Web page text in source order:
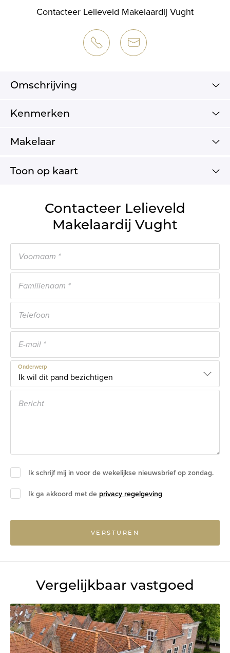
Contacteer Lelieveld Makelaardij Vught
Omschrijving
Kenmerken
Makelaar
Toon op kaart
Contacteer Lelieveld
Makelaardij Vught
Onderwerp
Ik schrijf mij in voor de wekelijkse nieuwsbrief op zondag.
Ik ga akkoord met de privacy regelgeving
VERSTUREN
Vergelijkbaar vastgoed